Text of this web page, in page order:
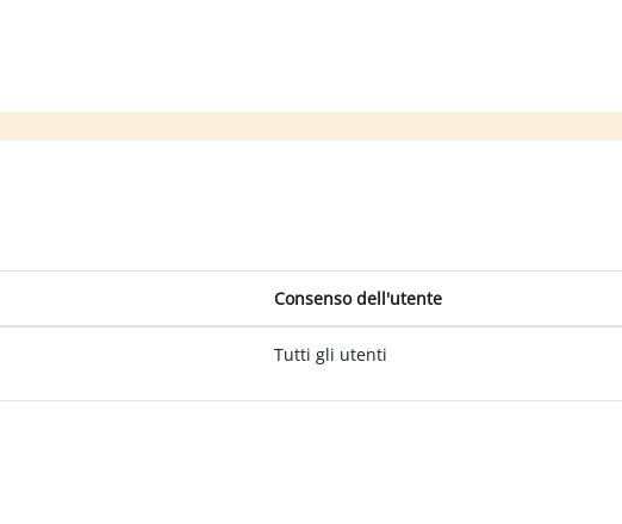
Consenso dell'utente
Tutti gli utenti